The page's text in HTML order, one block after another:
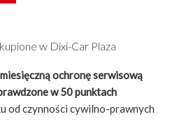
w Dixi-Car Plaza
ochronę serwisową
w 50 punktach
od czynności cywilno-prawnych